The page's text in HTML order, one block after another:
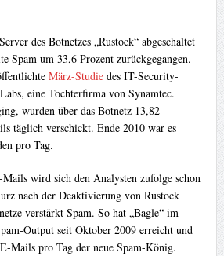
des Botnetzes „Rustock“ abgeschaltet
Spam um 33,6 Prozent zurückgegangen.
März-Studiedes IT-Security-
eine Tochterfirma von Synamtec.
wurden über das Botnetz 13,82
täglich verschickt. Ende 2010 war es
pro Tag.
wird sich den Analysten zufolge schon
nach der Deaktivierung von Rustock
verstärkt Spam. So hat „Bagle“ im
Output seit Oktober 2009 erreicht und
Mails pro Tag der neue Spam-König.